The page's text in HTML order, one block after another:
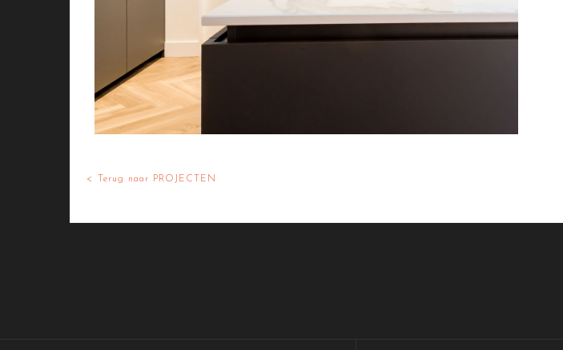
< Terug naar PROJECTEN
/ Free Portfolio Plugin for WordPress bySilicon Themes.